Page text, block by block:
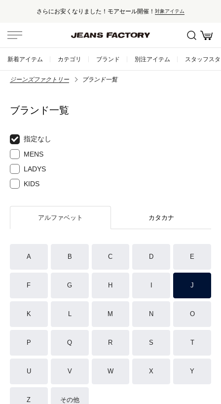
さらにお安くなりました！モアセール開催！ 対象アイテム
新着アイテム カテゴリ ブランド 別注アイテム スタッフス
ジーンズファクトリー ブランド一覧
ブランド一覧
指定なし
MENS
LADYS
KIDS
アルファベット カタカナ
A B C D E
F G H J
K L M N O
P Q R S T
U V W X Y
Z その他